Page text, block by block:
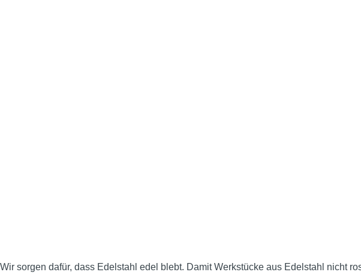
Wir sorgen dafür, dass Edelstahl edel blebt. Damit Werkstücke aus Edelstahl nicht